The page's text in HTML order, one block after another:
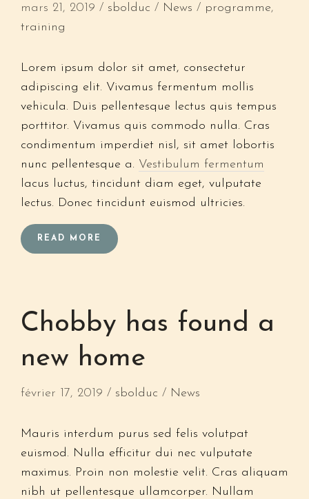
mars 21, 2019 sbolduc News programme,
training
Lorem ipsum dolor sit amet, consectetur
adipiscing elit. Vivamus fermentum mollis
vehicula. Duis pellentesque lectus quis tempus
porttitor. Vivamus quis commodo nulla. Cras
condimentum imperdiet nisl, sit amet lobortis
nunc pellentesque a. Vestibulum fermentum
lacus luctus, tincidunt diam eget, vulputate
lectus. Donec tincidunt euismod ultricies.
READ MORE
Chobby has found a
new home
février 17, 2019 sbolduc News
Mauris interdum purus sed felis volutpat
euismod. Nulla efficitur dui nec vulputate
maximus. Proin non molestie velit. Cras aliquam
nibh ut pellentesque ullamcorper. Nullam